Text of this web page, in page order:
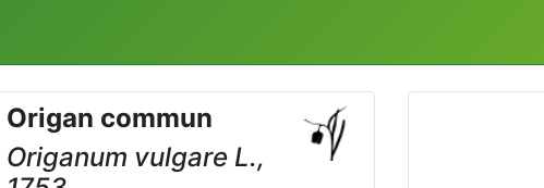
Origan commun
Origanum vulgareL.,